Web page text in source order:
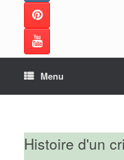
Menu
Histoire d'un